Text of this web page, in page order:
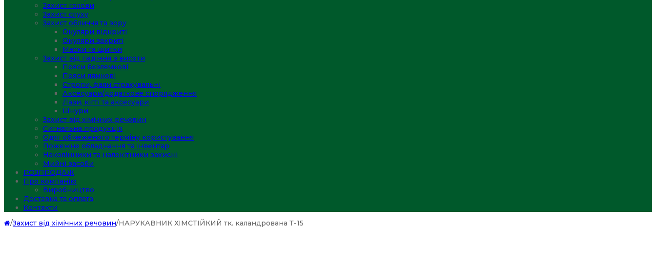
Захист голови
Захист слуху
Захист обличчя та зору
Окуляри відкриті
Окуляри закриті
Маски та щитки
Захист від падіння з висоти
Пояси безлямкові
Пояси лямкові
Стропи, фали страхувальні
Аксесуари/додаткове спорядження
Лази, кігті та аксесуари
Шнури
Захист від хімічних речовин
Сигнальна продукція
Одяг обмеженого терміну користування
Пожежне обладнання та інвентар
Наколінники та налокітники захисні
Мийні засоби
РОЗПРОДАЖ
Про компанію
Виробництво
Доставка та оплата
Контакти
/Захист від хімічних речовин/НАРУКАВНИК ХІМСТІЙКИЙ тк. каландрована Т-15